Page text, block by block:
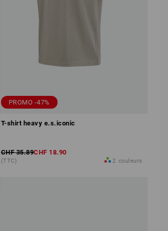
PROMO -47%
T-shirt heavy e.s.iconic
CHF 35.89CHF 18.90
(TTC) 2 couleurs